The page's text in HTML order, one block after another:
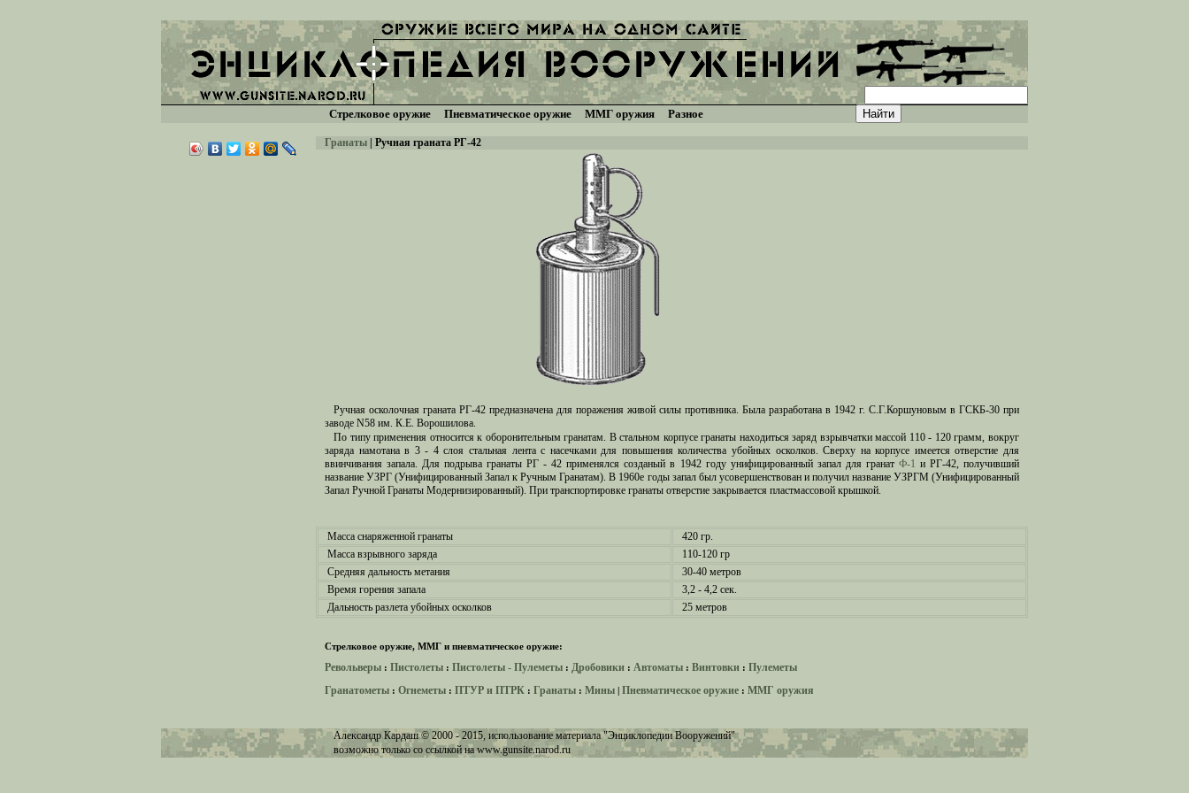
Стрелковое оружие Пневматическое оружие ММГ оружия Разное
Гранаты Ручная граната РГ-42
Ручная осколочная граната РГ-42 предназначена для поражения живой силы противника. Была разработана в 1942 г. С.Г.Коршуновым в ГСКБ-30 при
заводе N58 им. К.Е. Ворошилова.
По типу применения относится к оборонительным гранатам. В стальном корпусе гранаты находиться заряд взрывчатки массой 110 - 120 грамм, вокруг
заряда намотана в 3 - 4 слоя стальная лента с насечками для повышения количества убойных осколков. Сверху на корпусе имеется отверстие для
ввинчивания запала. Для подрыва гранаты РГ - 42 применялся созданый в 1942 году унифицированный запал для гранат Ф-1 и РГ-42, получивший
название УЗРГ (Унифицированный Запал к Ручным Гранатам). В 1960е годы запал был усовершенствован и получил название УЗРГМ (Унифицированный
Запал Ручной Гранаты Модернизированный). При транспортировке гранаты отверстие закрывается пластмассовой крышкой.
Масса снаряженной гранаты
420 гр.
Масса взрывного заряда
110-120 гр
Средняя дальность метания
30-40 метров
Время горения запала
3,2 - 4,2 сек.
Дальность разлета убойных осколков
25 метров
Стрелковое оружие, ММГ и пневматическое оружие:
Револьверы : Пистолеты : Пистолеты - Пулеметы : Дробовики : Автоматы : Винтовки : Пулеметы
Гранатометы : Огнеметы : ПТУР и ПТРК : Гранаты : Мины | Пневматическое оружие : ММГ оружия
Александр Кардаш © 2000 - 2015, использование материала "Энциклопедии Вооружений"
возможно только со ссылкой на www.gunsite.narod.ru